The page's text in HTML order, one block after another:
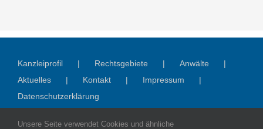
Kanzleiprofil Rechtsgebiete
Anwälte
Aktuelles
Kontakt
Impressum
Datenschutzerklärung
Unsere Seite verwendet Cookies und ähnliche